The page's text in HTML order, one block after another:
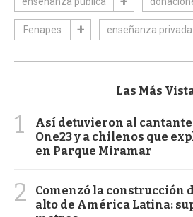
Fenapes enseñanza privada
Las Más
1
Así detuvieron al
One23 y a chilenos que
en Parque Miramar
2
Comenzó la construcción
alto de América Latina: